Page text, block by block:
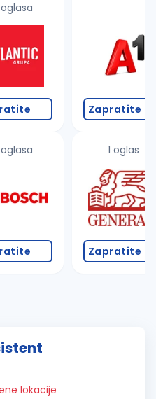
Zapratite
1 oglas
Zapratite
lokacije